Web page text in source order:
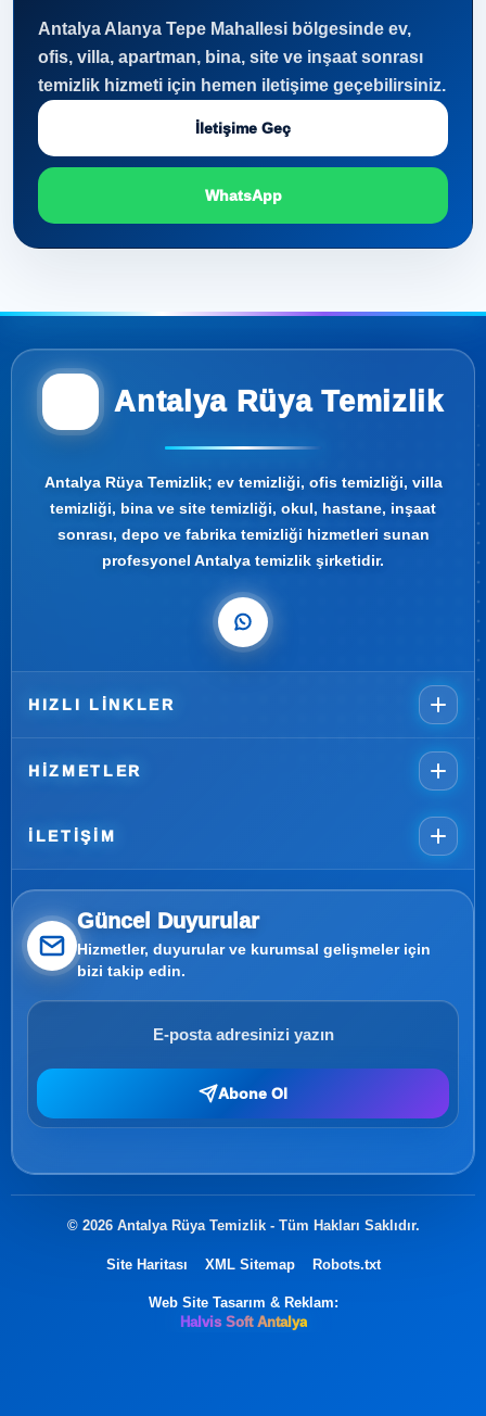
Antalya Alanya Tepe Mahallesi bölgesinde ev,
ofis, villa, apartman, bina, site ve inşaat sonrası
temizlik hizmeti için hemen iletişime geçebilirsiniz.
İletişime Geç
WhatsApp
Antalya Rüya Temizlik
Antalya Rüya Temizlik; ev temizliği, ofis temizliği, villa
temizliği, bina ve site temizliği, okul, hastane, inşaat
sonrası, depo ve fabrika temizliği hizmetleri sunan
profesyonel Antalya temizlik şirketidir.
HIZLI LINKLER
HIZMETLER
İLETIŞIM
Güncel Duyurular
Hizmetler, duyurular ve kurumsal gelişmeler için
bizi takip edin.
Abone Ol
© 2026 Antalya Rüya Temizlik - Tüm Hakları Saklıdır.
Site Haritası XML Sitemap Robots.txt
Web Site Tasarım & Reklam:
Halvis Soft Antalya